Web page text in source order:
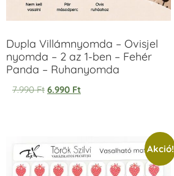
Dupla Villámnyomda – Ovisjel
nyomda – 2 az 1-ben – Fehér
Panda – Ruhanyomda
7.990Ft 6.990 Ft
Akció!